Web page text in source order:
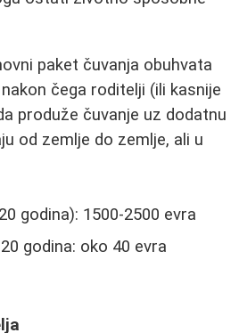
paket čuvanja obuhvata
čega roditelji (ili kasnije
produže čuvanje uz dodatnu
od zemlje do zemlje, ali u
godina): 1500-2500 evra
godina: oko 40 evra